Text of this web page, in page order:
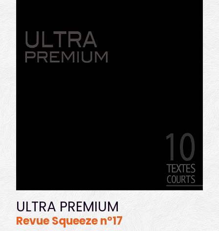
ULTRA PREMIUM
Revue Squeeze n°17